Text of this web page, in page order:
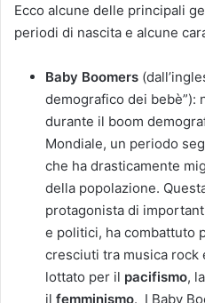
Ecco alcune delle principali
periodi di nascita e alcune
Baby Boomers
demografico dei bebè”):
durante il boom
Mondiale, un periodo
che ha drasticamente
della popolazione.
protagonista di
e politici, ha combattuto
cresciuti tra musica rock
lottato per il pacifismo, la
il femminismo. I Baby